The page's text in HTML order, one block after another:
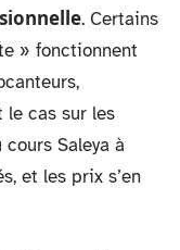
. Certains
» fonctionnent
le cas sur les
Saleya à
et les prix s’en